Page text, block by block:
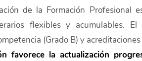
de la Formación
flexibles y acumulables.
(Grado B) y
favorece la actualización